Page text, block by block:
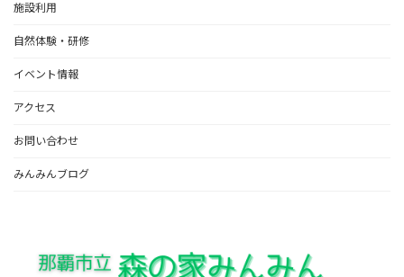
施設利用
自然体験・研修
イベント情報
アクセス
お問い合わせ
みんみんブログ